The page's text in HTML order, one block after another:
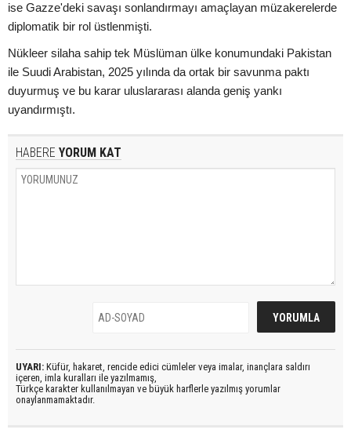
ise Gazze'deki savaşı sonlandırmayı amaçlayan müzakerelerde
diplomatik bir rol üstlenmişti.
Nükleer silaha sahip tek Müslüman ülke konumundaki Pakistan
ile Suudi Arabistan, 2025 yılında da ortak bir savunma paktı
duyurmuş ve bu karar uluslararası alanda geniş yankı
uyandırmıştı.
HABERE YORUM KAT
UYARI: Küfür, hakaret, rencide edici cümleler veya imalar, inançlara saldırı
içeren, imla kuralları ile yazılmamış,
Türkçe karakter kullanılmayan ve büyük harflerle yazılmış yorumlar
onaylanmamaktadır.